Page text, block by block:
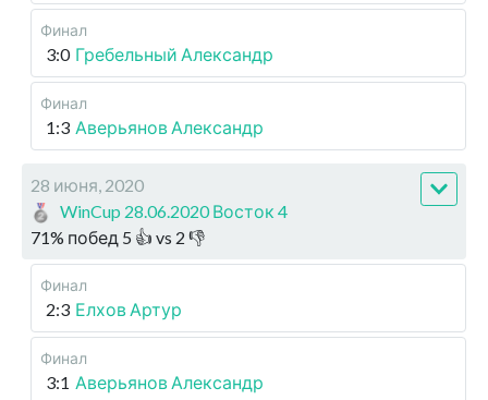
Финал
3:0 Гребельный Александр
Финал
1:3 Аверьянов Александр
28 июня, 2020
WinCup 28.06.2020 Восток 4
71% побед 5 👍 vs 2 👎
Финал
2:3 Елхов Артур
Финал
3:1 Аверьянов Александр